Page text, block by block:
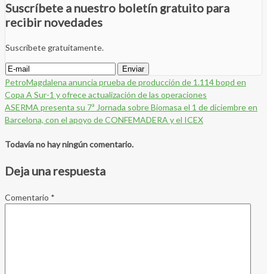
Suscríbete a nuestro boletín gratuito para
recibir novedades
Suscríbete gratuitamente.
PetroMagdalena anuncia prueba de producción de 1.114 bopd en
Copa A Sur-1 y ofrece actualización de las operaciones
ASERMA presenta su 7ª Jornada sobre Biomasa el 1 de diciembre en
Barcelona, con el apoyo de CONFEMADERA y el ICEX
Todavía no hay ningún comentario.
Deja una respuesta
Comentario *